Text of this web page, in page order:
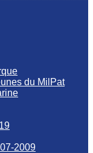
du MilPat
2009